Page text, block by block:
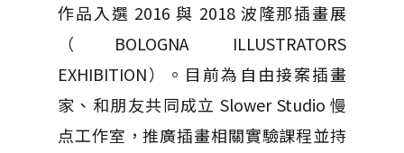
作品入選 2016 與 2018 波隆那插畫展
（BOLOGNA ILLUSTRATORS
EXHIBITION）。目前為自由接案插畫
家、和朋友共同成立 Slower Studio 慢
点工作室，推廣插畫相關實驗課程並持